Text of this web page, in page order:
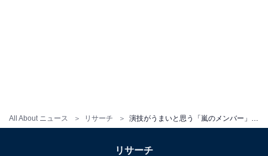
All About ニュース リサーチ
用担当として月間120本以上のコンテンツ制作に携わっています。
リサーチ